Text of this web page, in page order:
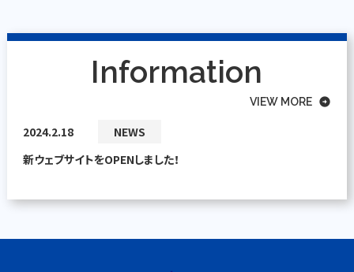
Information
VIEW MORE arrow_circle_right
2024.2.18
NEWS
新ウェブサイトをOPENしました！